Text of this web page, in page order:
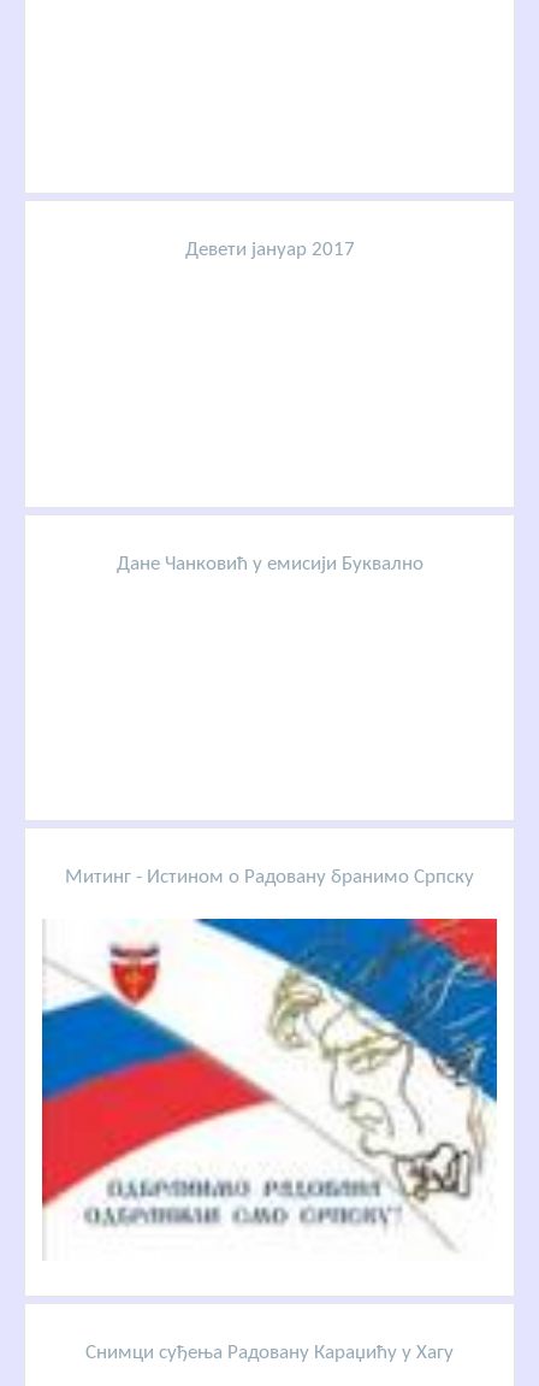
Девети јануар 2017
Дане Чанковић у емисији Буквално
Митинг - Истином о Радовану бранимо Српску
Снимци суђења Радовану Караџићу у Хагу